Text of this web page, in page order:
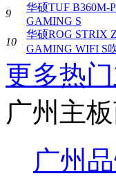
9
华硕TUF B360M-
GAMING S
10
华硕ROG STRIX
GAMING WIFI S
更多热
广州主
广州